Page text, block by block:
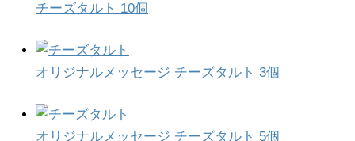
チーズタルト 10個
オリジナルメッセージ チーズタルト 3個
オリジナルメッセージ チーズタルト 5個